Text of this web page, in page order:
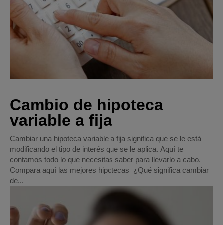
Cambio de hipoteca
variable a fija
Cambiar una hipoteca variable a fija significa que se le está
modificando el tipo de interés que se le aplica. Aquí te
contamos todo lo que necesitas saber para llevarlo a cabo.
Compara aquí las mejores hipotecas ¿Qué significa cambiar
de...